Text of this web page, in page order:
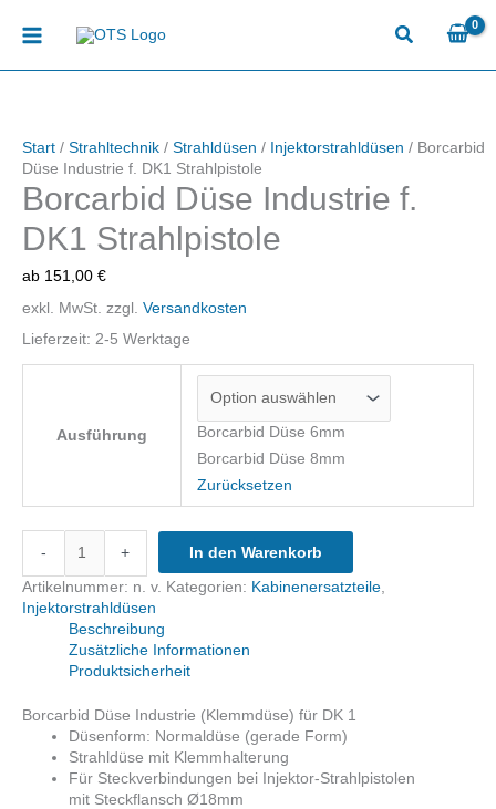
Inhalt
Start / Strahltechnik / Strahldüsen / Injektorstrahldüsen / Borcarbid
Düse Industrie f. DK1 Strahlpistole
Borcarbid Düse Industrie f.
DK1 Strahlpistole
ab 151,00 €
exkl. MwSt. zzgl. Versandkosten
Lieferzeit: 2-5 Werktage
Ausführung
Borcarbid Düse 6mm
Borcarbid Düse 8mm
Zurücksetzen
-
Düse
Industrie
f.
Strahlpistole
+
In den Warenkorb
Artikelnummer: n. v. Kategorien: Kabinenersatzteile
Injektorstrahldüsen
Beschreibung
Zusätzliche Informationen
Produktsicherheit
Borcarbid Düse Industrie (Klemmdüse) für DK 1
Düsenform: Normaldüse (gerade Form)
Strahldüse mit Klemmhalterung
Für Steckverbindungen bei Injektor-Strahlpistolen
mit Steckflansch Ø18mm